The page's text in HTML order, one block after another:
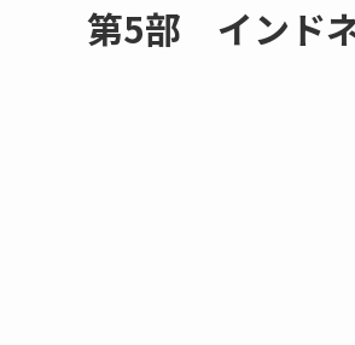
第5部 インド